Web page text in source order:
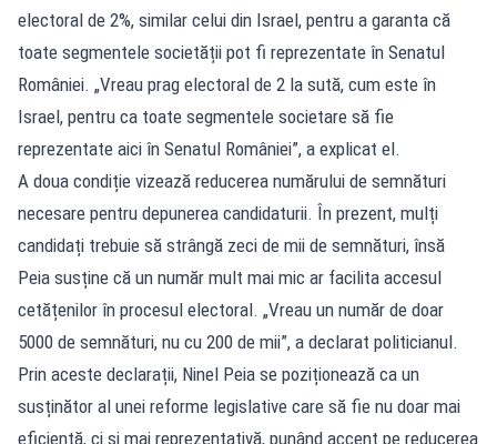
electoral de 2%, similar celui din Israel, pentru a garanta că
toate segmentele societății pot fi reprezentate în Senatul
României. „Vreau prag electoral de 2 la sută, cum este în
Israel, pentru ca toate segmentele societare să fie
reprezentate aici în Senatul României”, a explicat el.
A doua condiție vizează reducerea numărului de semnături
necesare pentru depunerea candidaturii. În prezent, mulți
candidați trebuie să strângă zeci de mii de semnături, însă
Peia susține că un număr mult mai mic ar facilita accesul
cetățenilor în procesul electoral. „Vreau un număr de doar
5000 de semnături, nu cu 200 de mii”, a declarat politicianul.
Prin aceste declarații, Ninel Peia se poziționează ca un
susținător al unei reforme legislative care să fie nu doar mai
eficientă, ci și mai reprezentativă, punând accent pe reducerea